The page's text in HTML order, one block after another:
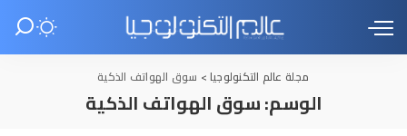
مجلة عالم التكنولوجيا> سوق الهواتف الذكية
الوسم:سوق الهواتف الذكية